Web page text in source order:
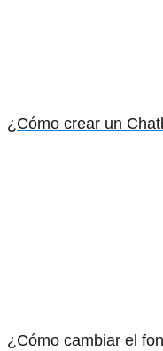
¿Cómo crear un
¿Cómo cambiar el